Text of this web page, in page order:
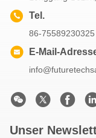
Tel.
86-75589230325
E-Mail-
Unser